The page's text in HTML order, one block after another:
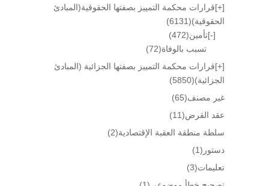
[+]قرارات محكمة التمييز بصفتها الحقوقية(المبادئ
الحقوقية)(6131)
[-]تأمين(472)
تسبب بالوفاة(72)
[+]قرارات محكمة التمييز بصفتها الجزائية (المبادئ
الجزائية)(5850)
غير مصنف(65)
عقد القرض(11)
سلطة منطقة العقبة الإقتصادية(2)
دستور (1)
تعليمات(3)